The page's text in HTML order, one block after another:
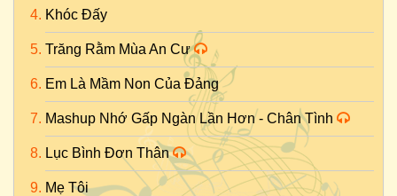
Khóc Đấy
Trăng Rằm Mùa An Cư
Em Là Mầm Non Của Đảng
Mashup Nhớ Gấp Ngàn Lần Hơn - Chân Tình
Lục Bình Đơn Thân
Mẹ Tôi